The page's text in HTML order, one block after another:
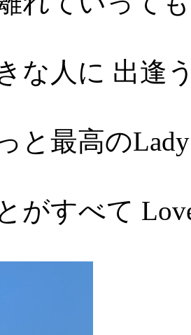
な人に 出逢
と最高の
がすべて